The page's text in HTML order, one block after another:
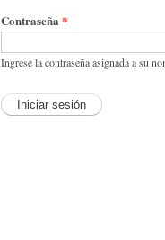
Contraseña *
Ingrese la contraseña asignada a su